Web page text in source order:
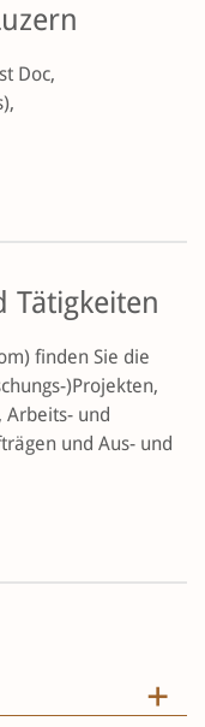
Doc,
Tätigkeiten
finden Sie die
)Projekten,
Arbeits- und
und Aus- und